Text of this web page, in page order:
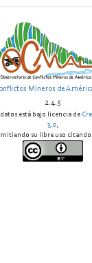
Mineros de
2.4.5
está bajo licencia de
3.0,
su libre uso